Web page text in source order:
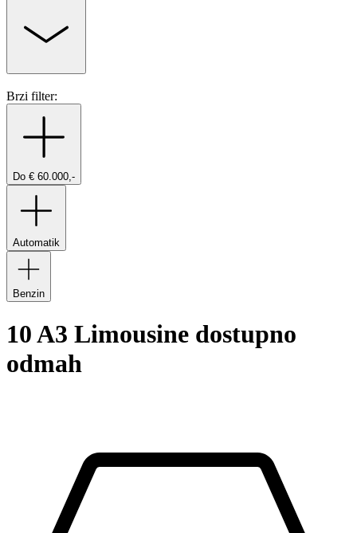
Brzi filter:
Do € 60.000,-
Automatik
Benzin
10 A3 Limousine dostupno
odmah